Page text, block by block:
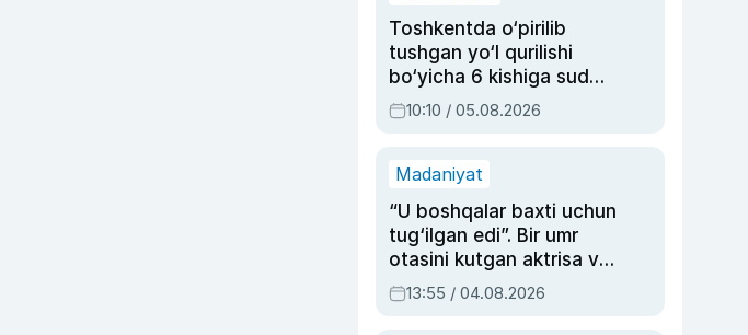
Toshkentda o‘pirilib
tushgan yo‘l qurilishi
bo‘yicha 6 kishiga sud
hukmi o‘qildi
10:10 / 05.08.2026
Madaniyat
“U boshqalar baxti uchun
tug‘ilgan edi”. Bir umr
otasini kutgan aktrisa va
dublyaj ustasi Rimma
Ahmedovaning
13:55 / 04.08.2026